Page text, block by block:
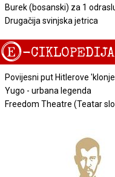
Burek (bosanski) za 1
Drugačija svinjska jetrica
E-CIKLOPEDIJA
Povijesni put Hitlerove
Yugo - urbana legenda
Freedom Theatre (Teatar